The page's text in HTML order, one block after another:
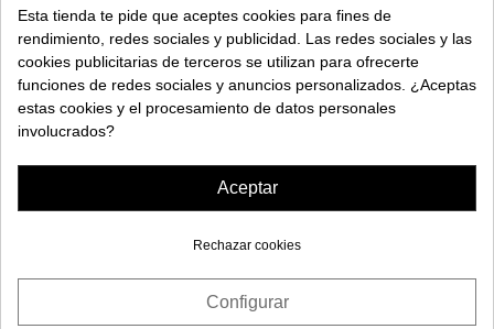
EXPLORAR
EMPRESA
¿Necesitas ayuda?
Esta tienda te pide que aceptes cookies para fines de
rendimiento, redes sociales y publicidad. Las redes sociales y las
cookies publicitarias de terceros se utilizan para ofrecerte
funciones de redes sociales y anuncios personalizados. ¿Aceptas
estas cookies y el procesamiento de datos personales
involucrados?
Aceptar
Rechazar cookies
Configurar